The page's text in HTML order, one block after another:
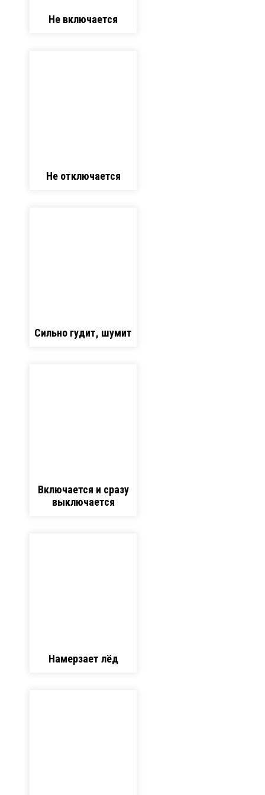
Не включается
Не отключается
Сильно гудит, шумит
Включается и сразу
выключается
Намерзает лёд